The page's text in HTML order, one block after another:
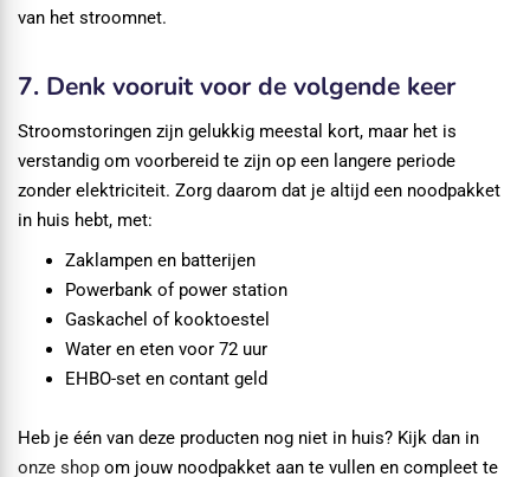
van het stroomnet.
7. Denk vooruit voor de volgende keer
Stroomstoringen zijn gelukkig meestal kort, maar het is
verstandig om voorbereid te zijn op een langere periode
zonder elektriciteit. Zorg daarom dat je altijd een noodpakket
in huis hebt, met:
Zaklampen en batterijen
Powerbank of power station
Gaskachel of kooktoestel
Water en eten voor 72 uur
EHBO-set en contant geld
Heb je één van deze producten nog niet in huis? Kijk dan in
onze shop om jouw noodpakket aan te vullen en compleet te